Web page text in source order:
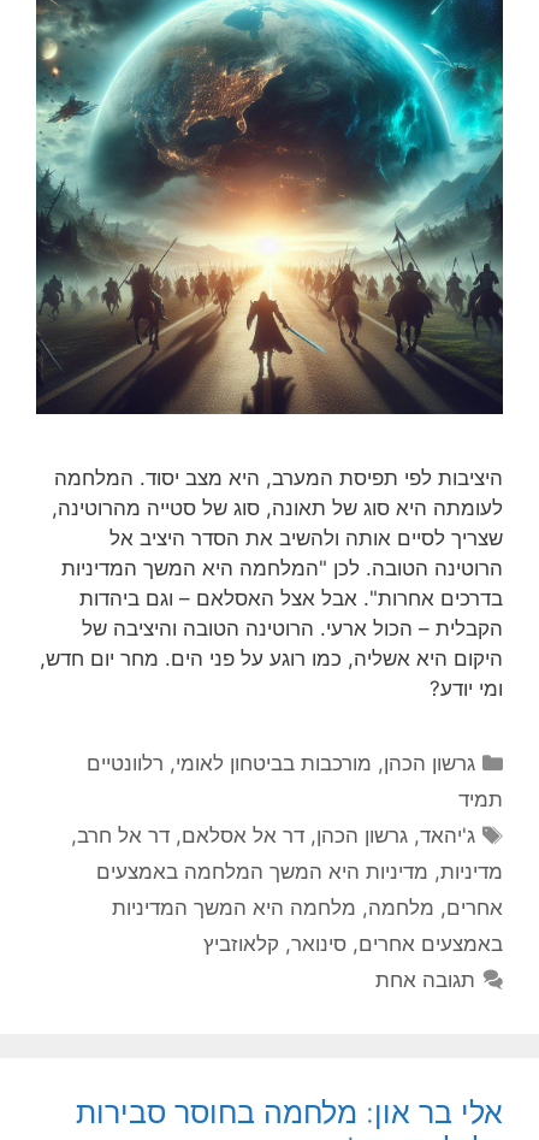
היציבות לפי תפיסת המערב, היא מצב יסוד. המלחמה
לעומתה היא סוג של תאונה, סוג של סטייה מהרוטינה,
שצריך לסיים אותה ולהשיב את הסדר היציב אל
הרוטינה הטובה. לכן "המלחמה היא המשך המדיניות
בדרכים אחרות". אבל אצל האסלאם – וגם ביהדות
הקבלית – הכול ארעי. הרוטינה הטובה והיציבה של
היקום היא אשליה, כמו רוגע על פני הים. מחר יום חדש,
ומי יודע?
קטגוריות
גרשון הכהן, מורכבות בביטחון לאומי, רלוונטיים
תמיד
תגיות
ג'יהאד,גרשון הכהן,דר אל אסלאם,דר אל חרב,
מדיניות, מדיניות היא המשך המלחמה באמצעים
אחרים, מלחמה, מלחמה היא המשך המדיניות
באמצעים אחרים, סינואר, קלאוזביץ
תגובה אחת
אלי בר און: מלחמה בחוסר סבירות